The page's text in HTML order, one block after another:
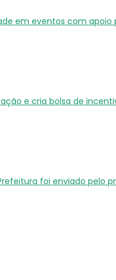
em eventos com apoio
e cria bolsa de
foi enviado pelo